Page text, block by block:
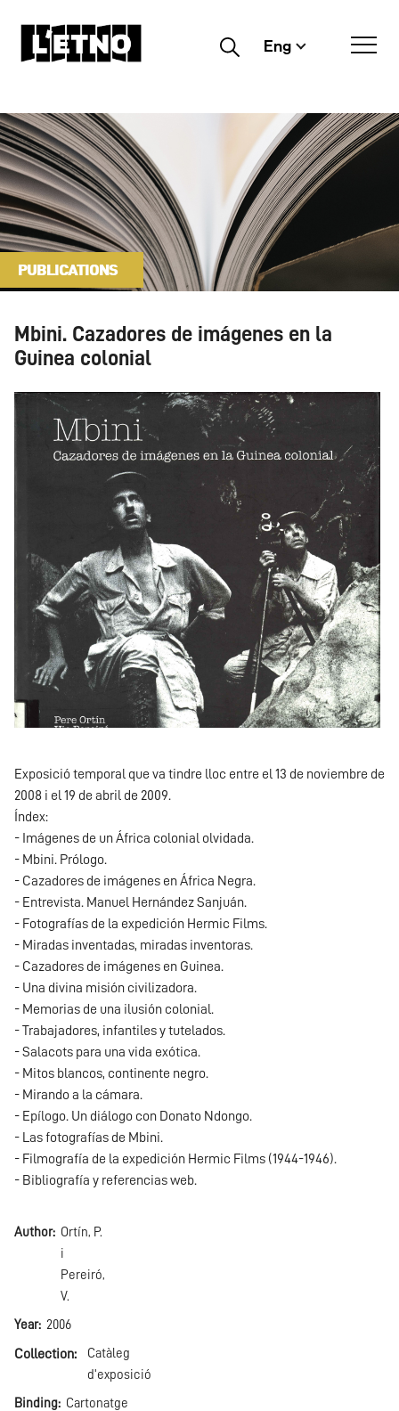
Buscar Eng
PUBLICATIONS
Mbini. Cazadores de imágenes en la
Guinea colonial
Exposició temporal que va tindre lloc entre el 13 de noviembre de
2008 i el 19 de abril de 2009.
Índex:
- Imágenes de un África colonial olvidada.
- Mbini. Prólogo.
- Cazadores de imágenes en África Negra.
- Entrevista. Manuel Hernández Sanjuán.
- Fotografías de la expedición Hermic Films.
- Miradas inventadas, miradas inventoras.
- Cazadores de imágenes en Guinea.
- Una divina misión civilizadora.
- Memorias de una ilusión colonial.
- Trabajadores, infantiles y tutelados.
- Salacots para una vida exótica.
- Mitos blancos, continente negro.
- Mirando a la cámara.
- Epílogo. Un diálogo con Donato Ndongo.
- Las fotografías de Mbini.
- Filmografía de la expedición Hermic Films (1944-1946).
- Bibliografía y referencias web.
Author
Ortín, P.
i
Pereiró,
V.
Year 2006
Collection
Catàleg
d'exposició
Binding
Cartonatge